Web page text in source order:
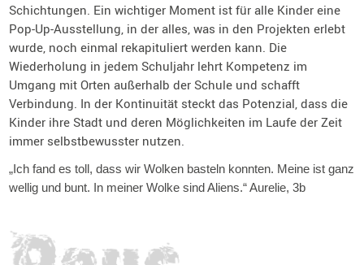
Schichtungen. Ein wichtiger Moment ist für alle Kinder eine
Pop-Up-Ausstellung, in der alles, was in den Projekten erlebt
wurde, noch einmal rekapituliert werden kann. Die
Wiederholung in jedem Schuljahr lehrt Kompetenz im
Umgang mit Orten außerhalb der Schule und schafft
Verbindung. In der Kontinuität steckt das Potenzial, dass die
Kinder ihre Stadt und deren Möglichkeiten im Laufe der Zeit
immer selbstbewusster nutzen.
„Ich fand es toll, dass wir Wolken basteln konnten. Meine ist ganz
wellig und bunt. In meiner Wolke sind Aliens.“ Aurelie, 3b